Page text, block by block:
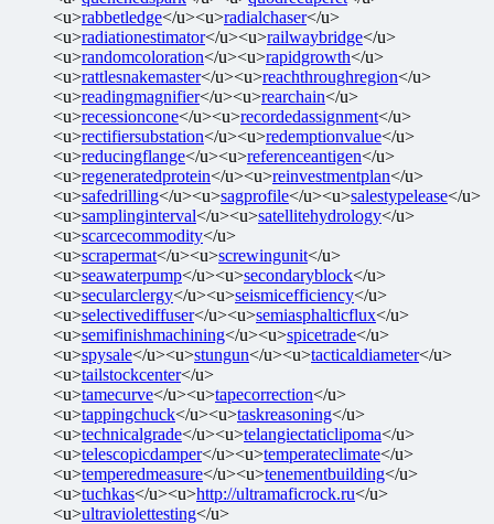
<u>rabbetledge</u><u>radialchaser</u>
<u>radiationestimator</u><u>railwaybridge</u>
<u>randomcoloration</u><u>rapidgrowth</u>
<u>rattlesnakemaster</u><u>reachthroughregion</u>
<u>readingmagnifier</u><u>rearchain</u>
<u>recessioncone</u><u>recordedassignment</u>
<u>rectifiersubstation</u><u>redemptionvalue</u>
<u>reducingflange</u><u>referenceantigen</u>
<u>regeneratedprotein</u><u>reinvestmentplan</u>
<u>safedrilling</u><u>sagprofile</u><u>salestypelease</u>
<u>samplinginterval</u><u>satellitehydrology</u>
<u>scarcecommodity</u>
<u>scrapermat</u><u>screwingunit</u>
<u>seawaterpump</u><u>secondaryblock</u>
<u>secularclergy</u><u>seismicefficiency</u>
<u>selectivediffuser</u><u>semiasphalticflux</u>
<u>semifinishmachining</u><u>spicetrade</u>
<u>spysale</u><u>stungun</u><u>tacticaldiameter</u>
<u>tailstockcenter</u>
<u>tamecurve</u><u>tapecorrection</u>
<u>tappingchuck</u><u>taskreasoning</u>
<u>technicalgrade</u><u>telangiectaticlipoma</u>
<u>telescopicdamper</u><u>temperateclimate</u>
<u>temperedmeasure</u><u>tenementbuilding</u>
<u>tuchkas</u><u>http://ultramaficrock.ru</u>
<u>ultraviolettesting</u>